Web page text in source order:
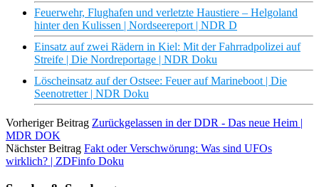
Feuerwehr, Flughafen und verletzte Haustiere – Helgoland
hinter den Kulissen | Nordseereport | NDR D
Einsatz auf zwei Rädern in Kiel: Mit der Fahrradpolizei auf
Streife | Die Nordreportage | NDR Doku
Löscheinsatz auf der Ostsee: Feuer auf Marineboot | Die
Seenotretter | NDR Doku
Vorheriger Beitrag Zurückgelassen in der DDR - Das neue Heim |
MDR DOK
Nächster Beitrag Fakt oder Verschwörung: Was sind UFOs
wirklich? | ZDFinfo Doku